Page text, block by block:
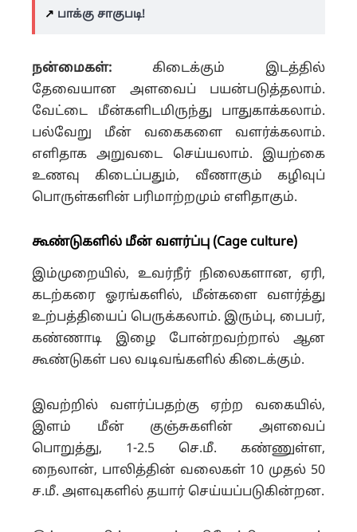
↗️ பாக்கு சாகுபடி!
நன்மைகள்: கிடைக்கும் இடத்தில்
தேவையான அளவைப் பயன்படுத்தலாம்.
வேட்டை மீன்களிடமிருந்து பாதுகாக்கலாம்.
பல்வேறு மீன் வகைகளை வளர்க்கலாம்.
எளிதாக அறுவடை செய்யலாம். இயற்கை
உணவு கிடைப்பதும், வீணாகும் கழிவுப்
பொருள்களின் பரிமாற்றமும் எளிதாகும்.
கூண்டுகளில் மீன் வளர்ப்பு (Cage culture)
இம்முறையில், உவர்நீர் நிலைகளான, ஏரி,
கடற்கரை ஓரங்களில், மீன்களை வளர்த்து
உற்பத்தியைப் பெருக்கலாம். இரும்பு, பைபர்,
கண்ணாடி இழை போன்றவற்றால் ஆன
கூண்டுகள் பல வடிவங்களில் கிடைக்கும்.
இவற்றில் வளர்ப்பதற்கு ஏற்ற வகையில்,
இளம் மீன் குஞ்சுகளின் அளவைப்
பொறுத்து, 1-2.5 செ.மீ. கண்ணுள்ள,
நைலான், பாலித்தின் வலைகள் 10 முதல் 50
ச.மீ. அளவுகளில் தயார் செய்யப்படுகின்றன.